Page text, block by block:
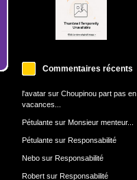
Commentaires récents
l'avatarsur Choupinou part pas en
vacances...
Pétulantesur Monsieur menteur...
Pétulantesur Responsabilité
Nebosur Responsabilité
Robertsur Responsabilité